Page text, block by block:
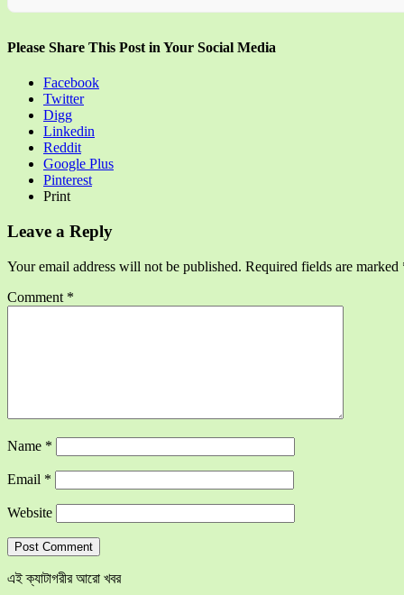
Please Share This Post in Your Social Media
Facebook
Twitter
Digg
Linkedin
Reddit
Google Plus
Pinterest
Print
Leave a Reply
Your email address will not be published. Required fields are marked
Comment *
Name *
Email *
Website
এই ক্যাটাগরীর আরো খবর